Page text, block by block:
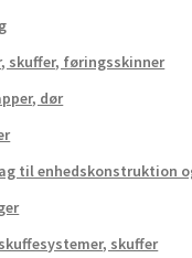
skuffer, føringsskinner
dør
til enhedskonstruktion
skuffer